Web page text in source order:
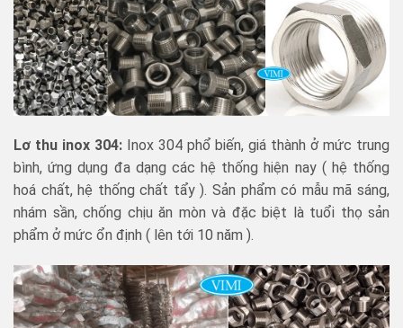
Lơ thu inox 304:Inox 304 phổ biến, giá thành ở mức trung
bình, ứng dụng đa dạng các hệ thống hiện nay ( hệ thống
hoá chất, hệ thống chất tẩy ). Sản phẩm có mẫu mã sáng,
nhám sần, chống chịu ăn mòn và đặc biệt là tuổi thọ sản
phẩm ở mức ổn định ( lên tới 10 năm ).